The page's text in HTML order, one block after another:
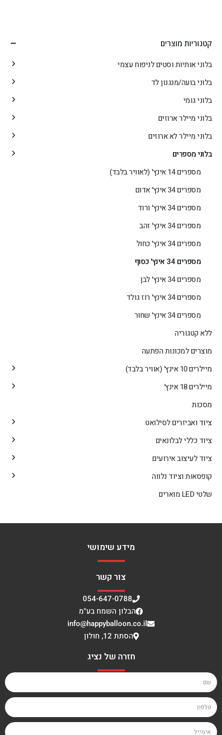
קטגוריות מוצרים
בלוני אותיות וסטים לניפוח עצמי
בלוני בועה/מנגנון לד
בלוני גומי
בלוני מיילר ארוזים
בלוני מיילר לא ארוזים
בלוני מספרים
מספרים 14 אינץ' (לאוויר בלבד)
מספרים 34 אינץ' אדום
מספרים 34 אינץ' ורוד
מספרים 34 אינץ' זהב
מספרים 34 אינץ' כחול
מספרים 34 אינץ' כסוף
מספרים 34 אינץ' לבן
מספרים 34 אינץ' רוז גולד
מספרים 34 אינץ' שחור
ללא קטגוריה
מוצרים למכונות הפתעה
מיילרים 10 אינץ' (אוויר בלבד)
מיילרים 18 אינץ'
מסכות
ציוד ואביזרים לסילואט
ציוד כללי לבלונאים
ציוד לעיצוב אירועים
קופסאות וציוד נלווה
שלטי LED מוארים
מידע שימושי
צור קשר
054-647-0788
הבלון השמח בע"מ
info@happyballoon.co.il
הסתת 12, חולון
חזרה של נציג